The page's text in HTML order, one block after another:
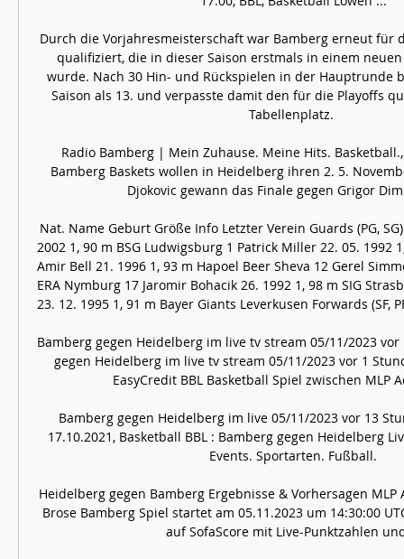
Durch die Vorjahresmeisterschaft war Bamberg erneut für
qualifiziert, die in dieser Saison erstmals in einem
wurde. Nach 30 Hin- und Rückspielen in der Hauptrunde
Saison als 13. und verpasste damit den für die Playoffs
Tabellenplatz.
Radio Bamberg | Mein Zuhause. Meine Hits.
Bamberg Baskets wollen in Heidelberg ihren 2. 5.
Djokovic gewann das Finale gegen Grigor
Nat. Name Geburt Größe Info Letzter Verein Guards (PG,
2002 1, 90 m BSG Ludwigsburg 1 Patrick Miller 22. 05. 1992
Amir Bell 21. 1996 1, 93 m Hapoel Beer Sheva 12 Gerel
ERA Nymburg 17 Jaromir Bohacik 26. 1992 1, 98 m SIG
23. 12. 1995 1, 91 m Bayer Giants Leverkusen Forwards (SF,
Bamberg gegen Heidelberg im live tv stream 05/11/2023
gegen Heidelberg im live tv stream 05/11/2023 vor 1
EasyCredit BBL Basketball Spiel zwischen MLP
Bamberg gegen Heidelberg im live 05/11/2023 vor 13
17.10.2021, Basketball BBL : Bamberg gegen Heidelberg
Events. Sportarten. Fußball.
Heidelberg gegen Bamberg Ergebnisse & Vorhersagen
Brose Bamberg Spiel startet am 05.11.2023 um 14:30:00
auf SofaScore mit Live-Punktzahlen